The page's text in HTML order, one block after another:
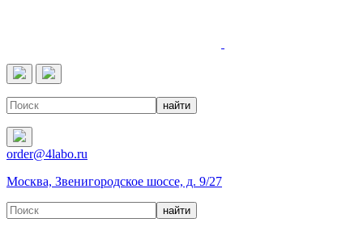
order@4labo.ru
Москва, Звенигородское шоссе, д. 9/27